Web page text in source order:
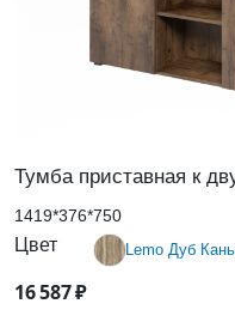
Тумба приставная к
1419*376*750
Цвет Lemo Дуб
16587₽